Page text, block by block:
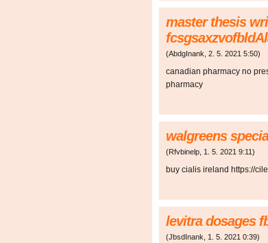
master thesis
(AbdgInank 2. 5. 2021 5:50)
canadian pharmacy no
pharmacy
walgreens
(Rfvbinelp 1. 5. 2021 9:11)
buy cialis ireland https://
levitra dosages
(JbsdInank 1. 5. 2021 0:39)